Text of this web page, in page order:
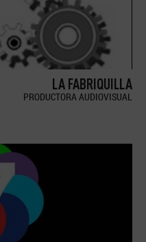
LA FABRIQUILLA
PRODUCTORA AUDIOVISUAL